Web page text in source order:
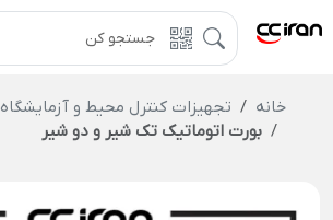
خانه
تجهیزات کنترل محیط و آزمایشگاه
بورت اتوماتیک تک شیر و دو شیر